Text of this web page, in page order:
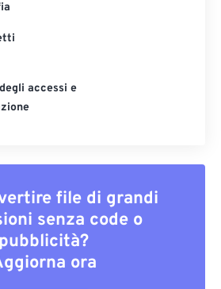
accessi e
file di grandi
senza code o
pubblicità?
ora